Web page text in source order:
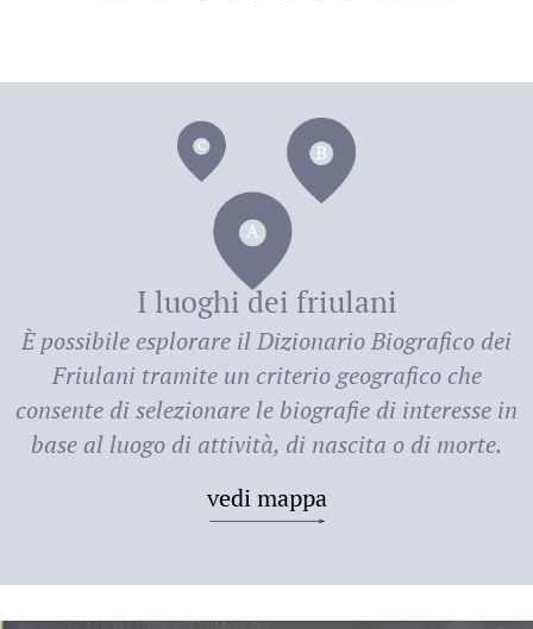
deiI luoghi dei friulani
È possibile esplorare ilDizionario Biografico dei
Friulani tramite un criterio geografico che
consente di selezionare le biografie di interesse in
base al luogo di attività, di nascita o di morte.
vedi mappa